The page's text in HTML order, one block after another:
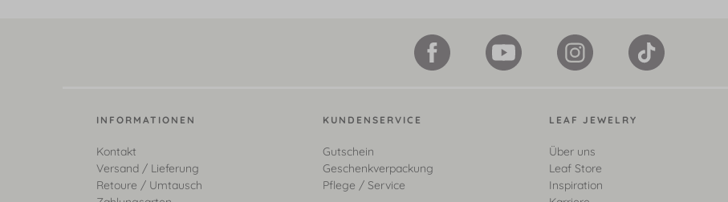
INFORMATIONEN
Kontakt
Versand / Lieferung
Retoure / Umtausch
KUNDENSERVICE
Gutschein
Geschenkverpackung
Pflege / Service
LEAF JEWELRY
Über uns
Leaf Store
Inspiration